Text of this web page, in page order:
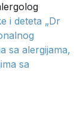
i deteta „Dr
sa alergijama,
sa